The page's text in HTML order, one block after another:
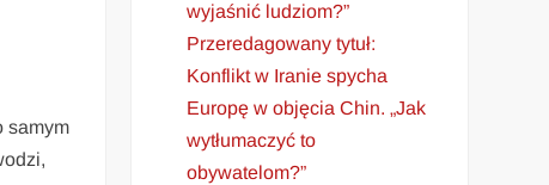
samym
wyjaśnić ludziom?”
Przeredagowany tytuł:
Konflikt w Iranie spycha
Europę w objęcia Chin. „Jak
wytłumaczyć to
obywatelom?”